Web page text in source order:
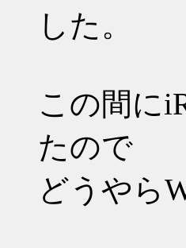
した。
この間に
たので
どうやら